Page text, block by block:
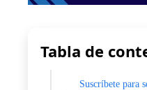
Tabla de
Suscríbete para